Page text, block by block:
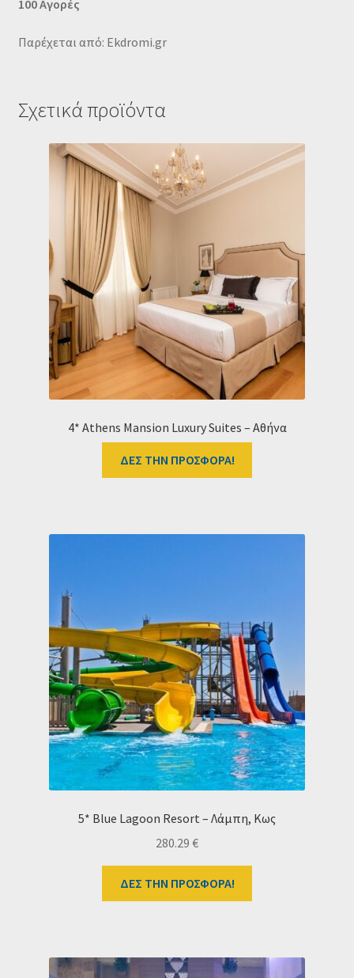
100 Αγορές
Παρέχεται από: Ekdromi.gr
Σχετικά προϊόντα
4* Athens Mansion Luxury Suites – Αθήνα
ΔΕΣ ΤΗΝ ΠΡΟΣΦΟΡΑ!
5* Blue Lagoon Resort – Λάμπη, Κως
280.29 €
ΔΕΣ ΤΗΝ ΠΡΟΣΦΟΡΑ!